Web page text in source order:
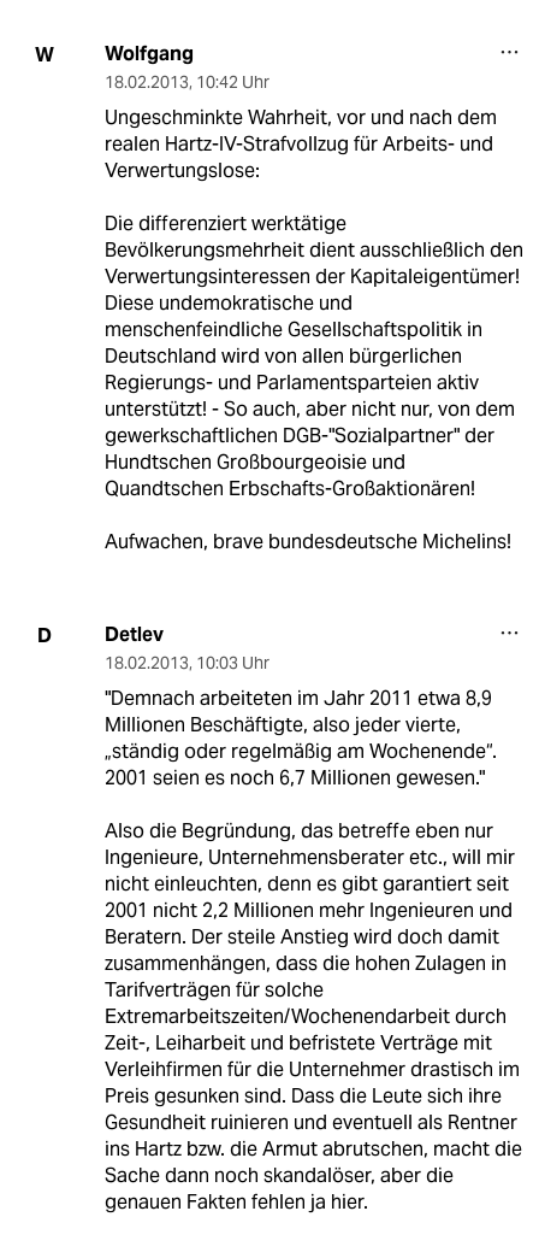
W Wolfgang
18.02.2013, 10:42 Uhr
Ungeschminkte Wahrheit, vor und nach dem
realen Hartz-IV-Strafvollzug für Arbeits- und
Verwertungslose:
Die differenziert werktätige
Bevölkerungsmehrheit dient ausschließlich den
Verwertungsinteressen der Kapitaleigentümer!
Diese undemokratische und
menschenfeindliche Gesellschaftspolitik in
Deutschland wird von allen bürgerlichen
Regierungs- und Parlamentsparteien aktiv
unterstützt! - So auch, aber nicht nur, von dem
gewerkschaftlichen DGB-"Sozialpartner" der
Hundtschen Großbourgeoisie und
Quandtschen Erbschafts-Großaktionären!
Aufwachen, brave bundesdeutsche Michelins!
D Detlev
18.02.2013, 10:03 Uhr
"Demnach arbeiteten im Jahr 2011 etwa 8,9
Millionen Beschäftigte, also jeder vierte,
„ständig oder regelmäßig am Wochenende“.
2001 seien es noch 6,7 Millionen gewesen."
Also die Begründung, das betreffe eben nur
Ingenieure, Unternehmensberater etc., will mir
nicht einleuchten, denn es gibt garantiert seit
2001 nicht 2,2 Millionen mehr Ingenieuren und
Beratern. Der steile Anstieg wird doch damit
zusammenhängen, dass die hohen Zulagen in
Tarifverträgen für solche
Extremarbeitszeiten/Wochenendarbeit durch
Zeit-, Leiharbeit und befristete Verträge mit
Verleihfirmen für die Unternehmer drastisch im
Preis gesunken sind. Dass die Leute sich ihre
Gesundheit ruinieren und eventuell als Rentner
ins Hartz bzw. die Armut abrutschen, macht die
Sache dann noch skandalöser, aber die
genauen Fakten fehlen ja hier.